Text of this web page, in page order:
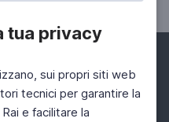
tua privacy
sui propri siti web
tecnici per garantire la
e facilitare laTwitter